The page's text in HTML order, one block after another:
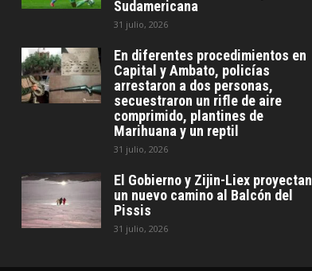
Sudamericana
31 julio, 2026
En diferentes procedimientos en
Capital y Ambato, policías
arrestaron a dos personas,
secuestraron un rifle de aire
comprimido, plantines de
Marihuana y un reptil
31 julio, 2026
El Gobierno y Zijin-Liex proyectan
un nuevo camino al Balcón del
Pissis
31 julio, 2026